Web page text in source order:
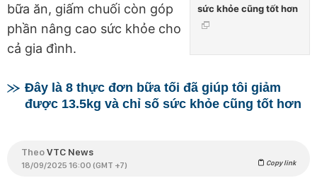
sức khỏe cũng tốt hơn
bữa ăn, giấm chuối còn góp
phần nâng cao sức khỏe cho
cả gia đình.
Đây là 8 thực đơn bữa tối đã giúp tôi giảm
được 13.5kg và chỉ số sức khỏe cũng tốt hơn
TheoVTC News
18/09/2025 16:00 (GMT +7) Copy link